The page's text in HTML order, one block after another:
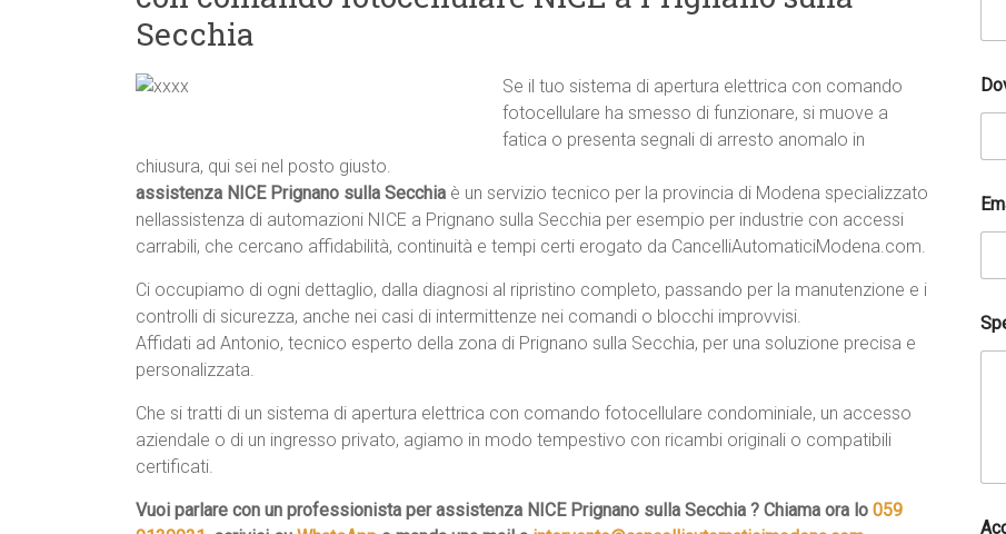
Secchia
Se il tuo sistema di apertura elettrica con comando
fotocellulare ha smesso di funzionare, si muove a
fatica o presenta segnali di arresto anomalo in
chiusura, qui sei nel posto giusto.
assistenza NICE Prignano sulla Secchia è un servizio tecnico per la provincia di Modena specializzato
nellassistenza di automazioni NICE a Prignano sulla Secchia per esempio per industrie con accessi
carrabili, che cercano affidabilità, continuità e tempi certi erogato da CancelliAutomaticiModena.com.
Ci occupiamo di ogni dettaglio, dalla diagnosi al ripristino completo, passando per la manutenzione e i
controlli di sicurezza, anche nei casi di intermittenze nei comandi o blocchi improvvisi.
Affidati ad Antonio, tecnico esperto della zona di Prignano sulla Secchia, per una soluzione precisa e
personalizzata.
Che si tratti di un sistema di apertura elettrica con comando fotocellulare condominiale, un accesso
aziendale o di un ingresso privato, agiamo in modo tempestivo con ricambi originali o compatibili
certificati.
Vuoi parlare con un professionista per assistenza NICE Prignano sulla Secchia ? Chiama ora lo 059
o
s
i
m
o
E
a
l